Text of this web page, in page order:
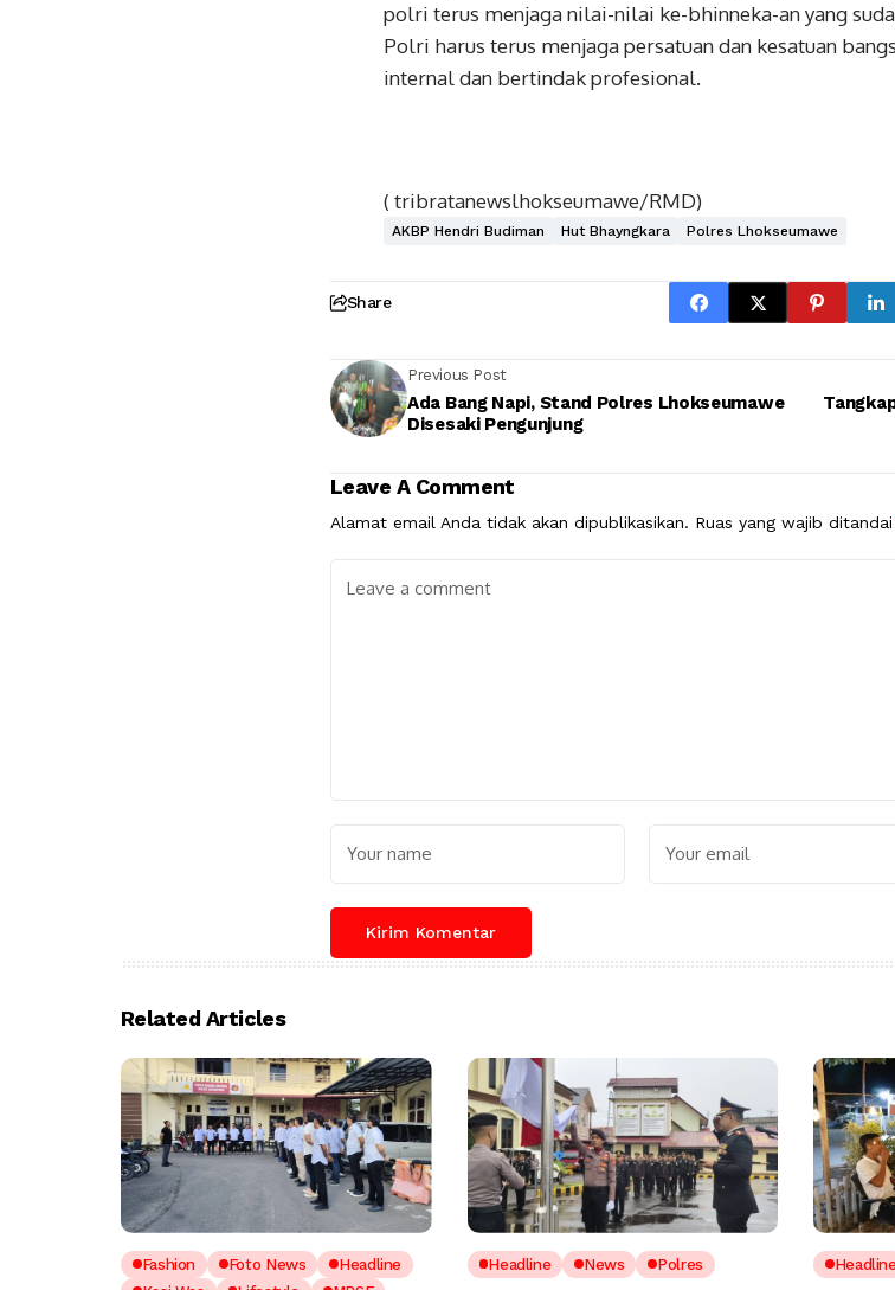
polri terus menjaga nilai-nilai ke-bhinneka-an yang
Polri harus terus menjaga persatuan dan kesatuan
internal dan bertindak profesional.
( tribratanewslhokseumawe/RMD)
AKBP Hendri Budiman Hut Bhayngkara Polres Lhokseumawe
Share
Previous Post
Ada Bang Napi, Stand Polres Lhokseumawe
Disesaki Pengunjung
Leave A Comment
Alamat email Anda tidak akan dipublikasikan. Ruas yang wajib ditandai
Related Articles
Fashion Foto News
Headline
Headline News Polres Headline